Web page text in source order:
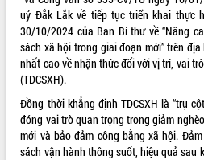
VIDEO
Loading the player...
uỷ Đắk Lắk về tiếp tục triển khai thực
30/10/2024 của Ban Bí thư về “Nâng
sách xã hội trong giai đoạn mới” trên
nhất cao về nhận thức đối với vị trí, vai
(TDCSXH).
Đồng thời khẳng định TDCSXH là “trụ
đóng vai trò quan trọng trong giảm
mới và bảo đảm công bằng xã hội.
sách vận hành thông suốt, hiệu quả sau